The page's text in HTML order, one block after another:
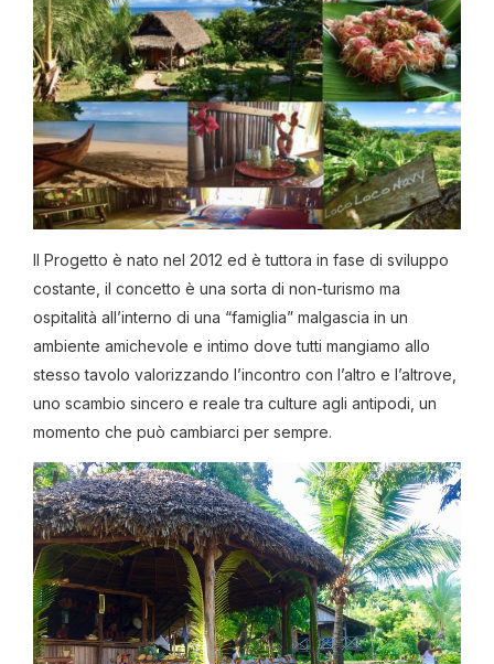
Il Progetto è nato nel 2012 ed è tuttora in fase di sviluppo
costante, il concetto è una sorta di non-turismo ma
ospitalità all’interno di una “famiglia” malgascia in un
ambiente amichevole e intimo dove tutti mangiamo allo
stesso tavolo valorizzando l’incontro con l’altro e l’altrove,
uno scambio sincero e reale tra culture agli antipodi, un
momento che può cambiarci per sempre.